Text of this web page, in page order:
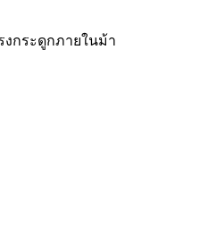
งกระดูกภายในม้า